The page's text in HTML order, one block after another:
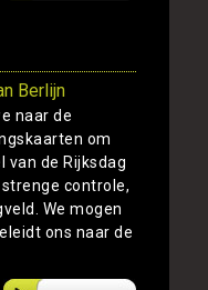
naar de
om
van de Rijksdag
controle,
We mogen
ons naar de